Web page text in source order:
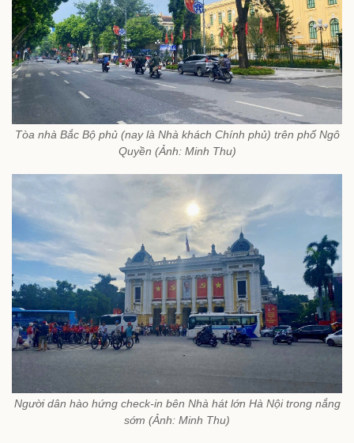
Tòa nhà Bắc Bộ phủ (nay là Nhà khách Chính phủ) trên phố Ngô
Quyền (Ảnh: Minh Thu)
Người dân hào hứng check-in bên Nhà hát lớn Hà Nội trong nắng
sớm (Ảnh: Minh Thu)